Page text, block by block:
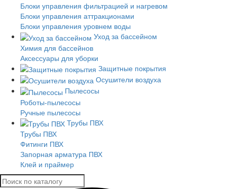
Блоки управления фильтрацией и нагревом
Блоки управления аттракционами
Блоки управления уровнем воды
Уход за бассейном
Химия для бассейнов
Аксессуары для уборки
Защитные покрытия
Осушители воздуха
Пылесосы
Роботы-пылесосы
Ручные пылесосы
Трубы ПВХ
Трубы ПВХ
Фитинги ПВХ
Запорная арматура ПВХ
Клей и праймер